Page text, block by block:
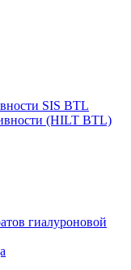
SIS BTL
(HILT BTL)
гиалуроновой